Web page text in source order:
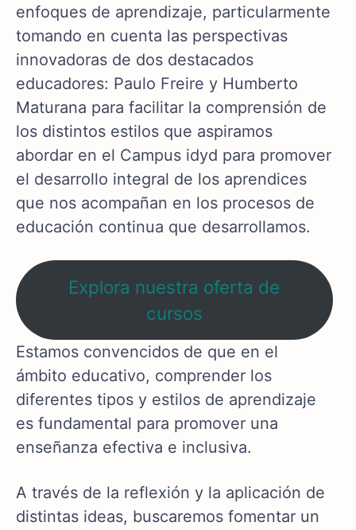
enfoques de aprendizaje, particularmente
tomando en cuenta las perspectivas
innovadoras de dos destacados
educadores: Paulo Freire y Humberto
Maturana para facilitar la comprensión de
los distintos estilos que aspiramos
abordar en el Campus idyd para promover
el desarrollo integral de los aprendices
que nos acompañan en los procesos de
educación continua que desarrollamos.
Explora nuestra oferta de
cursos
Estamos convencidos de que en el
ámbito educativo, comprender los
diferentes tipos y estilos de aprendizaje
es fundamental para promover una
enseñanza efectiva e inclusiva.
A través de la reflexión y la aplicación de
distintas ideas, buscaremos fomentar un